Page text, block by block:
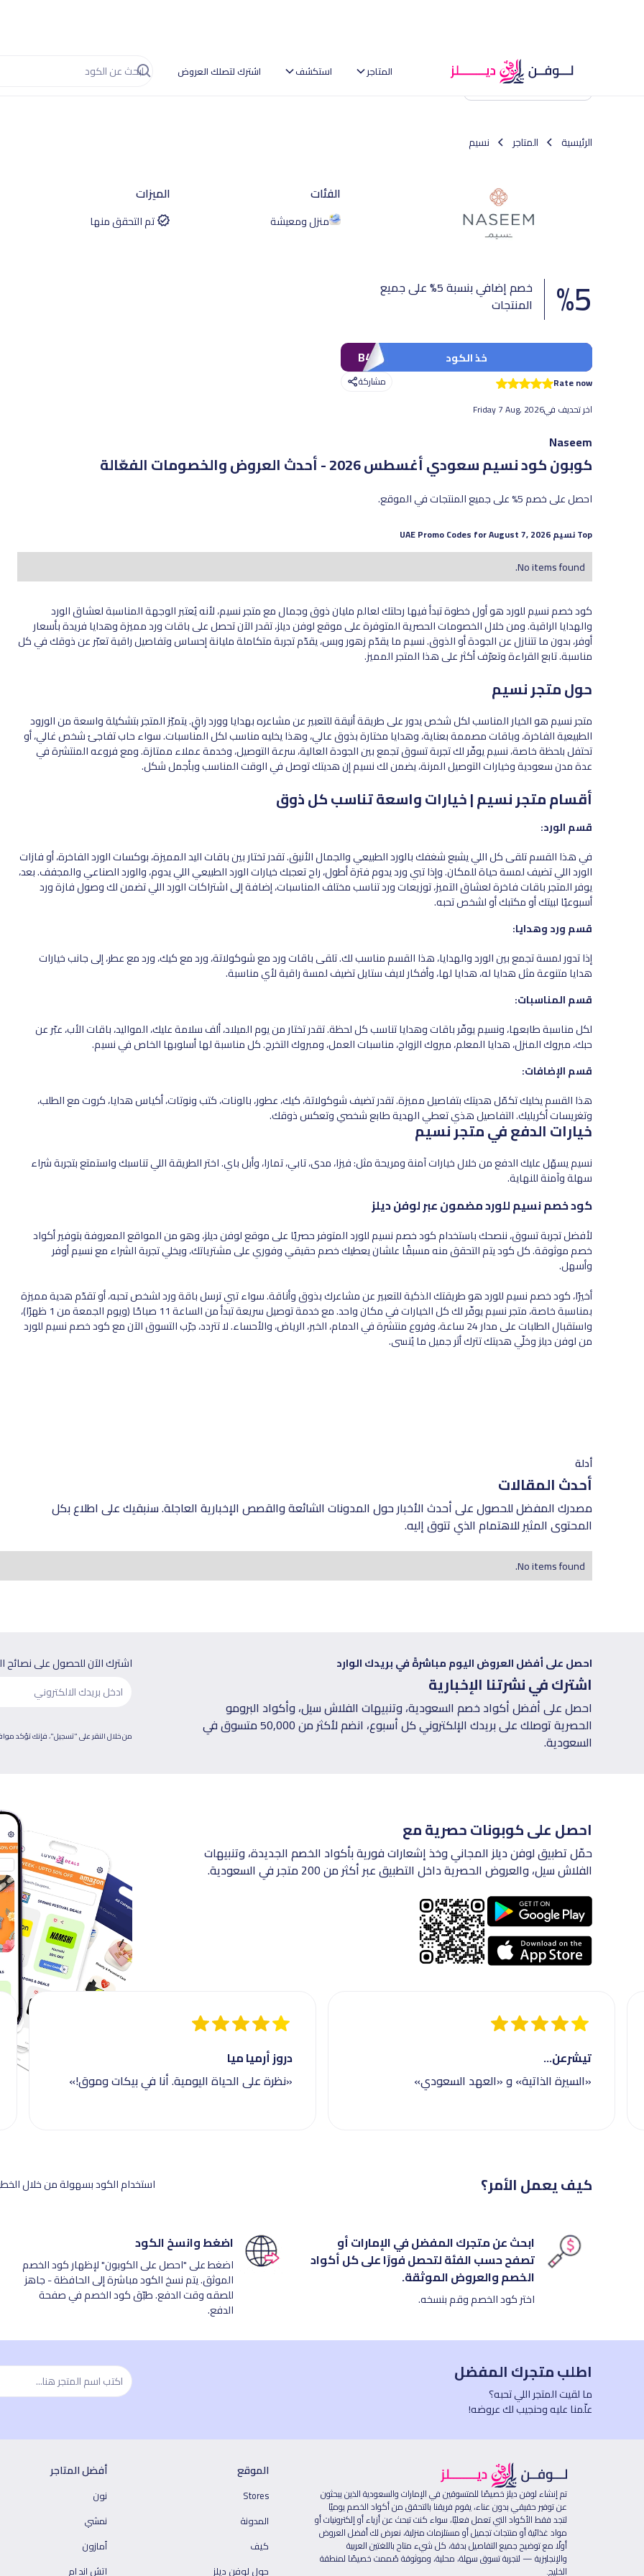
المتاجر استكشف اشترك لتصلك العروض
العودة إلى الصفحة الرئيسية
الرئيسية المتاجر نسيم
5
%
خصم إضافي بنسبة 5% على جميع
المنتجات
B41 خذ الكود
Rate now
مشاركة
اخر تحديف فيFriday 7 Aug, 2026
الفئات
منزل ومعيشة
الميزات
تم التحقق منها
Naseem
كوبون كود نسيم سعوديأغسطس 2026 - أحدث العروض والخصومات الفعّالة
احصل على خصم 5% على جميع المنتجات في الموقع.
TopنسيمAugust 7, 2026
No items found.
كود خصم نسيم للورد هو أول خطوة تبدأ فيها رحلتك لعالم مليان ذوق وجمال مع متجر نسيم، لأنه يُعتبر الوجهة المناسبة لعشاق الورد
والهدايا الراقية. ومن خلال الخصومات الحصرية المتوفرة على موقع لوفن ديلز، تقدر الآن تحصل على باقات ورد مميزة وهدايا فريدة بأسعار
أوفر، بدون ما تتنازل عن الجودة أو الذوق. نسيم ما يقدّم زهور وبس، يقدّم تجربة متكاملة مليانة إحساس وتفاصيل راقية تعبّر عن ذوقك في كل
مناسبة. تابع القراءة وتعرّف أكثر على هذا المتجر المميز.
حول متجر نسيم
متجر نسيم هو الخيار المناسب لكل شخص يدور على طريقة أنيقة للتعبير عن مشاعره بهدايا وورد راقٍ. يتميّز المتجر بتشكيلة واسعة من الورود
الطبيعية الفاخرة، وباقات مصممة بعناية، وهدايا مختارة بذوق عالي، وهذا يخليه مناسب لكل المناسبات. سواء حاب تفاجئ شخص غالي، أو
تحتفل بلحظة خاصة، نسيم يوفّر لك تجربة تسوق تجمع بين الجودة العالية، سرعة التوصيل، وخدمة عملاء ممتازة. ومع فروعه المنتشرة في
عدة مدن سعودية وخيارات التوصيل المرنة، يضمن لك نسيم إن هديتك توصل في الوقت المناسب وبأجمل شكل.
أقسام متجر نسيم | خيارات واسعة تناسب كل ذوق
قسم الورد:
في هذا القسم تلقى كل اللي يشبع شغفك بالورد الطبيعي والجمال الأنيق. تقدر تختار بين باقات اليد المميزة، بوكسات الورد الفاخرة، أو فازات
الورد اللي تضيف لمسة حياة للمكان. وإذا تبي ورد يدوم فترة أطول، راح تعجبك خيارات الورد الطبيعي اللي يدوم، والورد الصناعي والمجفف. بعد،
يوفر المتجر باقات فاخرة لعشاق التميز، توزيعات ورد تناسب مختلف المناسبات، إضافة إلى اشتراكات الورد اللي تضمن لك وصول فازة ورد
أسبوعيًا لبيتك أو مكتبك أو لشخص تحبه.
قسم ورد وهدايا:
إذا تدور لمسة تجمع بين الورد والهدايا، هذا القسم مناسب لك. تلقى باقات ورد مع شوكولاتة، ورد مع كيك، ورد مع عطر، إلى جانب خيارات
هدايا متنوعة مثل هدايا له، هدايا لها، وأفكار لايف ستايل تضيف لمسة راقية لأي مناسبة.
قسم المناسبات:
لكل مناسبة طابعها، ونسيم يوفّر باقات وهدايا تناسب كل لحظة. تقدر تختار من يوم الميلاد، ألف سلامة عليك، المواليد، باقات الأب، عبّر عن
حبك، مبروك المنزل، هدايا المعلم، مبروك الزواج، مناسبات العمل، ومبروك التخرج. كل مناسبة لها أسلوبها الخاص في نسيم.
قسم الإضافات:
هذا القسم يخليك تكمّل هديتك بتفاصيل مميزة. تقدر تضيف شوكولاتة، كيك، عطور، بالونات، كتب ونوتات، أكياس هدايا، كروت مع الطلب،
وتغريسات أكريليك. التفاصيل هذي تعطي الهدية طابع شخصي وتعكس ذوقك.
خيارات الدفع في متجر نسيم
نسيم يسهّل عليك الدفع من خلال خيارات آمنة ومريحة مثل: فيزا، مدى، تابي، تمارا، وأبل باي. اختر الطريقة اللي تناسبك واستمتع بتجربة شراء
سهلة وآمنة للنهاية.
كود خصم نسيم للورد مضمون عبر لوفن ديلز
لأفضل تجربة تسوق، ننصحك باستخدام كود خصم نسيم للورد المتوفر حصريًا على موقع لوفن ديلز، وهو من المواقع المعروفة بتوفير أكواد
خصم موثوقة. كل كود يتم التحقق منه مسبقًا علشان يعطيك خصم حقيقي وفوري على مشترياتك، ويخلي تجربة الشراء مع نسيم أوفر
وأسهل.
أخيرًا، كود خصم نسيم للورد هو طريقتك الذكية للتعبير عن مشاعرك بذوق وأناقة. سواء تبي ترسل باقة ورد لشخص تحبه، أو تقدّم هدية مميزة
بمناسبة خاصة، متجر نسيم يوفّر لك كل الخيارات في مكان واحد. مع خدمة توصيل سريعة تبدأ من الساعة 11 صباحًا (ويوم الجمعة من 1 ظهرًا)،
واستقبال الطلبات على مدار 24 ساعة، وفروع منتشرة في الدمام، الخبر، الرياض، والأحساء. لا تتردد، جرّب التسوق الآن مع كود خصم نسيم للورد
من لوفن ديلز وخلّي هديتك تترك أثر جميل ما يُنسى.
أدلة
أحدث المقالات
مصدرك المفضل للحصول على أحدث الأخبار حول المدونات الشائعة والقصص الإخبارية العاجلة. سنبقيك على اطلاع بكل
المحتوى المثير للاهتمام الذي تتوق إليه.
No items found.
احصل على أفضل العروض اليوم مباشرةً في بريدك الوارد
اشترك في نشرتنا الإخبارية
احصل على أفضل أكواد خصم السعودية، وتنبيهات الفلاش سيل، وأكواد البرومو
الحصرية توصلك على بريدك الإلكتروني كل أسبوع، انضم لأكثر من 50,000 متسوق في
السعودية.
اشترك الآن للحصول على نصائح
من خلال النقر على "تسجيل"، فإنك تؤكد
احصل على كوبونات حصرية مع
حمّل تطبيق لوفن ديلز المجاني وخذ إشعارات فورية بأكواد الخصم الجديدة، وتنبيهات
الفلاش سيل، والعروض الحصرية داخل التطبيق عبر أكثر من 200 متجر في السعودية.
تيشرعن...
«السيرة الذاتية» و «العهد السعودي»
دروز أرميا ميا
«نظرة على الحياة اليومية. أنا في بيكات وموق!»
كيف يعمل الأمر؟ استخدام الكود بسهولة من خلال
ابحث عن متجرك المفضل في الإمارات أو
تصفح حسب الفئة لتحصل فورًا على كل أكواد
الخصم والعروض الموثقة.
اختر كود الخصم وقم بنسخه.
اضغط وانسخ الكود
اضغط على "احصل على الكوبون" لإظهار كود الخصم
الموثق. يتم نسخ الكود مباشرة إلى الحافظة - جاهز
للصقه وقت الدفع. طبّق كود الخصم في صفحة
الدفع.
اطلب متجرك المفضل
ما لقيت المتجر اللي تحبه؟
علّمنا عليه وحنجيب لك عروضه!
تم إنشاء لوفن ديلز خصيصًا للمتسوقين في الإمارات والسعودية الذين يبحثون
عن توفير حقيقي بدون عناء، يقوم فريقنا بالتحقق من أكواد الخصم يوميًا
لتجد فقط الأكواد التي تعمل فعليًا، سواء كنت تبحث عن أزياء أو إلكترونيات أو
مواد غذائية أو منتجات تجميل أو مستلزمات منزلية، نعرض لك أفضل العروض
أولًا مع توضيح جميع التفاصيل بدقة، كل شيء متاح باللغتين العربية
والإنجليزية — لتجربة تسوق سهلة، محلية، وموثوقة صُممت خصيصًا لمنطقة
الخليج.
الموقع
Stores
المدونة
كيف
حول لوفن ديلز
أفضل المتاجر
نون
نمشي
أمازون
اتش اند ام